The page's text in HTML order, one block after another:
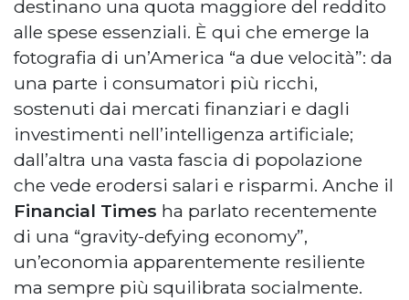
destinano una quota maggiore del reddito
alle spese essenziali. È qui che emerge la
fotografia di un’America “a due velocità”: da
una parte i consumatori più ricchi,
sostenuti dai mercati finanziari e dagli
investimenti nell’intelligenza artificiale;
dall’altra una vasta fascia di popolazione
che vede erodersi salari e risparmi. Anche il
Financial Times ha parlato recentemente
di una “gravity-defying economy”,
un’economia apparentemente resiliente
ma sempre più squilibrata socialmente.